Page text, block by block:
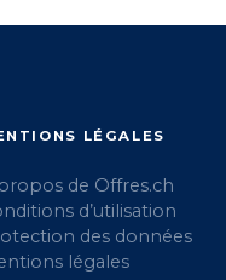
LÉGALES
de Offres.ch
d’utilisation
des données
légales